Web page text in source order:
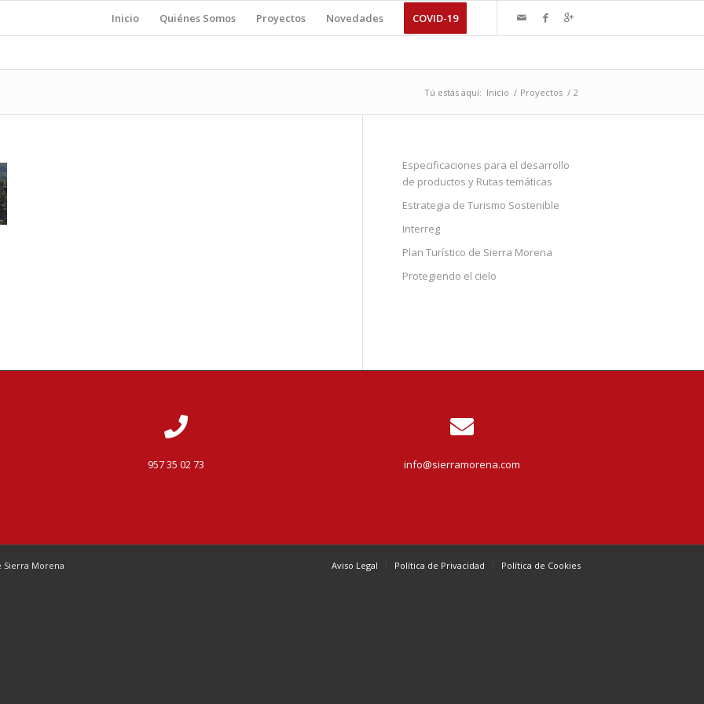
Inicio Quiénes Somos Proyectos Novedades COVID-19
Tú estás aquí: Inicio / Proyectos / 2
Especificaciones para el desarrollo
de productos y Rutas temáticas
Estrategia de Turismo Sostenible
Interreg
Plan Turístico de Sierra Morena
Protegiendo el cielo
957 35 02 73 info@sierramorena.com
Morena Aviso Legal Política de Privacidad Política de Cookies